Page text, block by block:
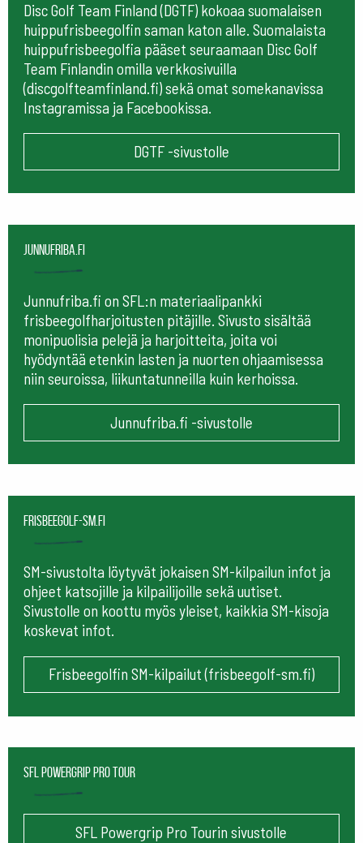
Disc Golf Team Finland (DGTF) kokoaa suomalaisen
huippufrisbeegolfin saman katon alle. Suomalaista
huippufrisbeegolfia pääset seuraamaan Disc Golf
Team Finlandin omilla verkkosivuilla
(discgolfteamfinland.fi) sekä omat somekanavissa
Instagramissa ja Facebookissa.
DGTF -sivustolle
Junnufriba.fi
Junnufriba.fi on SFL:n materiaalipankki
frisbeegolfharjoitusten pitäjille. Sivusto sisältää
monipuolisia pelejä ja harjoitteita, joita voi
hyödyntää etenkin lasten ja nuorten ohjaamisessa
niin seuroissa, liikuntatunneilla kuin kerhoissa.
Junnufriba.fi -sivustolle
frisbeegolf-sm.fi
SM-sivustolta löytyvät jokaisen SM-kilpailun infot ja
ohjeet katsojille ja kilpailijoille sekä uutiset.
Sivustolle on koottu myös yleiset, kaikkia SM-kisoja
koskevat infot.
Frisbeegolfin SM-kilpailut (frisbeegolf-sm.fi)
SFL Powergrip Pro Tour
SFL Powergrip Pro Tourin sivustolle